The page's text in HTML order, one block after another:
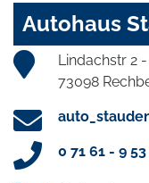
Autohaus
Lindachstr 2
73098
0 71 61 - 9